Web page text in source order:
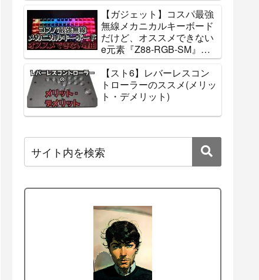
ーになるまでに立ち回りで
使い分けたい通常技
TOP7【クラシック】
Year2対応！【スト6】マノ
ンの初心者卒業までに知っ
ておきたい必須コンボ7
選！【クラシック】
【ゲーム】『バニーガーデ
【ギャルゲー歴25年が解
説】
無線メカニカルキーボード
e元素『Z88-RGB-SM』レ
ビュー
【スト6】レバーレスコン
トローラーのススメ(メリッ
ト・デメリット)